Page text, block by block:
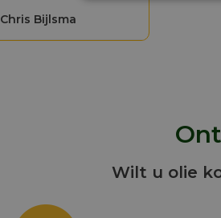
Chris Bijlsma
Wilt u olie